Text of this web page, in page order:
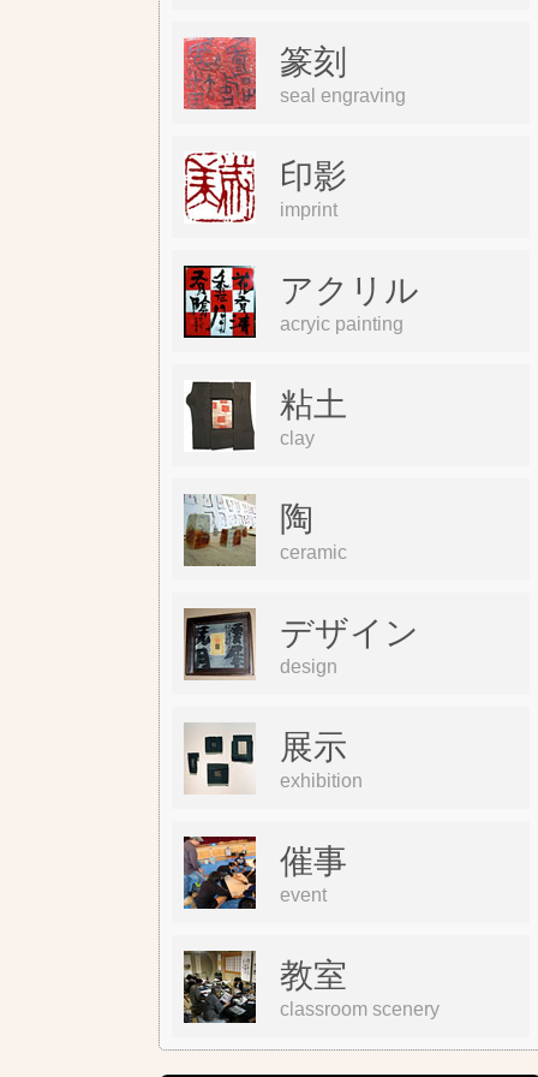
篆刻
seal engraving
印影
imprint
アクリル
acryic painting
粘土
clay
陶
ceramic
デザイン
design
展示
exhibition
催事
event
教室
classroom scenery